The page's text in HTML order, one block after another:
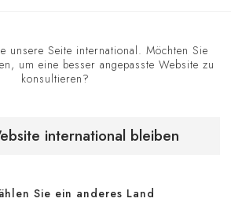
Wegbeschreibung
unsere Seite international. Möchten Sie
um eine besser angepasste Website zu
konsultieren?
international bleiben
Sie ein anderes Land